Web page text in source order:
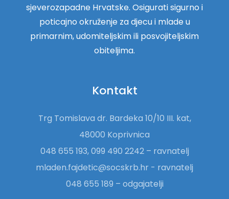
sjeverozapadne Hrvatske. Osigurati sigurno i
poticajno okruženje za djecu i mlade u
primarnim, udomiteljskim ili posvojiteljskim
obiteljima.
Kontakt
Trg Tomislava dr. Bardeka 10/10 III. kat,
48000 Koprivnica
048 655 193, 099 490 2242 – ravnatelj
mladen.fajdetic@socskrb.hr - ravnatelj
048 655 189 – odgajatelji